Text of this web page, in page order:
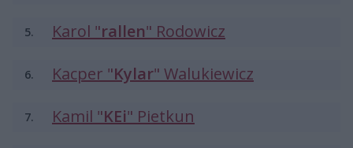
5. Karol "rallen" Rodowicz
6. Kacper "Kylar" Walukiewicz
7. Kamil "KEi" Pietkun